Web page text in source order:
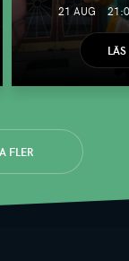
21 AUG
FLER